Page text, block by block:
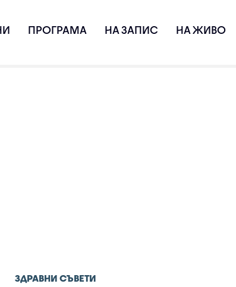
ПРОГРАМА НА ЗАПИС НА ЖИВО
ЗДРАВНИ СЪВЕТИ